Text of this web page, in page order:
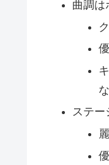
曲調は
ステー